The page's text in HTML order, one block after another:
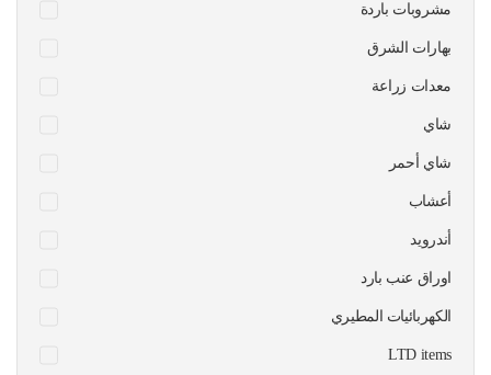
مشروبات باردة
بهارات الشرق
معدات زراعة
شاي
شاي أحمر
أعشاب
أندرويد
اوراق عنب بارد
الكهربائيات المطيري
LTD items